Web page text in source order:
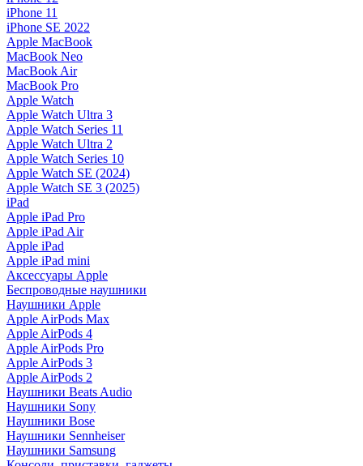
iPhone 11
iPhone SE 2022
Apple MacBook
MacBook Neo
MacBook Air
MacBook Pro
Apple Watch
Apple Watch Ultra 3
Apple Watch Series 11
Apple Watch Ultra 2
Apple Watch Series 10
Apple Watch SE (2024)
Apple Watch SE 3 (2025)
iPad
Apple iPad Pro
Apple iPad Air
Apple iPad
Apple iPad mini
Аксессуары Apple
Беспроводные наушники
Наушники Apple
Apple AirPods Max
Apple AirPods 4
Apple AirPods Pro
Apple AirPods 3
Apple AirPods 2
Наушники Beats Audio
Наушники Sony
Наушники Bose
Наушники Sennheiser
Наушники Samsung